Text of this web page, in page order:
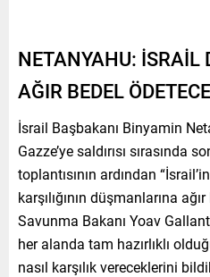
NETANYAHU:
AĞIR BEDEL
İsrail Başbakanı Binyamin
Gazze’ye saldırısı sırasında
toplantısının ardından
karşılığının düşmanlarına
Savunma Bakanı Yoav
her alanda tam hazırlıklı
nasıl karşılık vereceklerini